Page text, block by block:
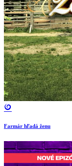
Farmár hľadá ženu